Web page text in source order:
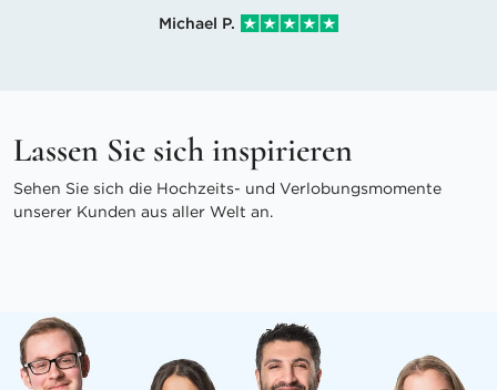
Michael P.
Lassen Sie sich inspirieren
Sehen Sie sich die Hochzeits- und Verlobungsmomente
unserer Kunden aus aller Welt an.